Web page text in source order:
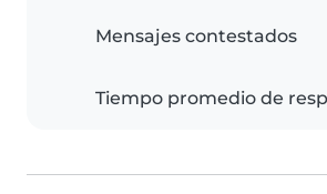
Mensajes contestados
Tiempo promedio de